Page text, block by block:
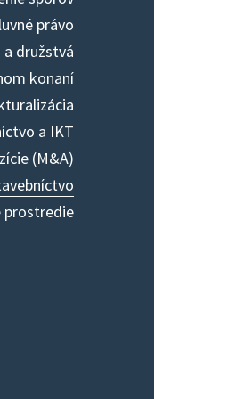
právo
družstvá
konaní
a IKT
(M&A)
prostredie